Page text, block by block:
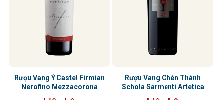
Rượu Vang Ý Castel Firmian
Nerofino Mezzacorona
Rượu Vang Chén Thánh
Schola Sarmenti Artetica